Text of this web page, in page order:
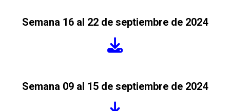
Semana 16 al 22 de septiembre de 2024
Semana 09 al 15 de septiembre de 2024